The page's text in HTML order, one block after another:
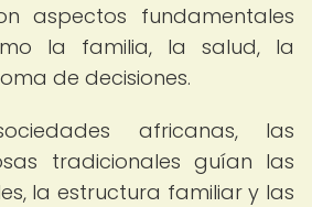
aspectos fundamentales
la familia, la salud, la
de decisiones.
africanas, las
tradicionales guían las
la estructura familiar y las